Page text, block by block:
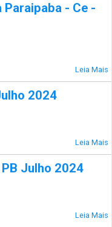
Paraipaba - Ce -
Leia Mais
2024
Leia Mais
Julho 2024
Leia Mais